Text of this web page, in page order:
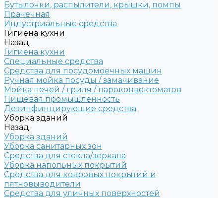
Бутылочки, распылители, крышки, помпы
Прачечная
Индустриальные средства
Гигиена кухни
Назад
Гигиена кухни
Специальные средства
Средства для посудомоечных машин
Ручная мойка посуды / замачивание
Мойка печей / гриля / пароконвектоматов
Пищевая промышленность
Дезинфинцирующие средства
Уборка зданий
Назад
Уборка зданий
Уборка санитарных зон
Средства для стекла/зеркала
Уборка напольных покрытий
Средства для ковровых покрытий и
пятновыводители
Средства для уличных поверхностей